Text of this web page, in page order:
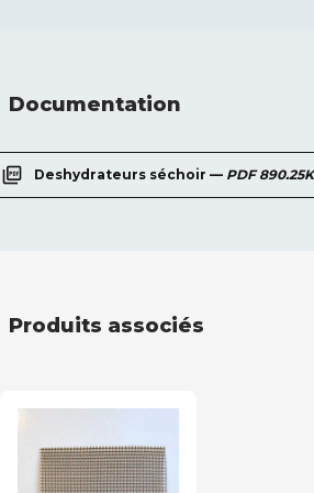
Documentation
picture_as_pdf Deshydrateurs séchoir — PDF
Produits associés